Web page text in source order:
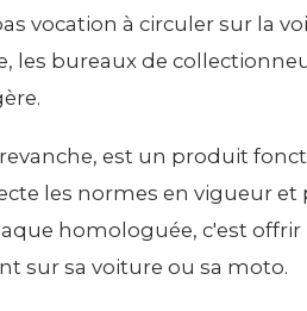
vocation à circuler sur la
les bureaux de
est un produit
les normes en vigueur
homologuée, c'est
sur sa voiture ou sa moto.